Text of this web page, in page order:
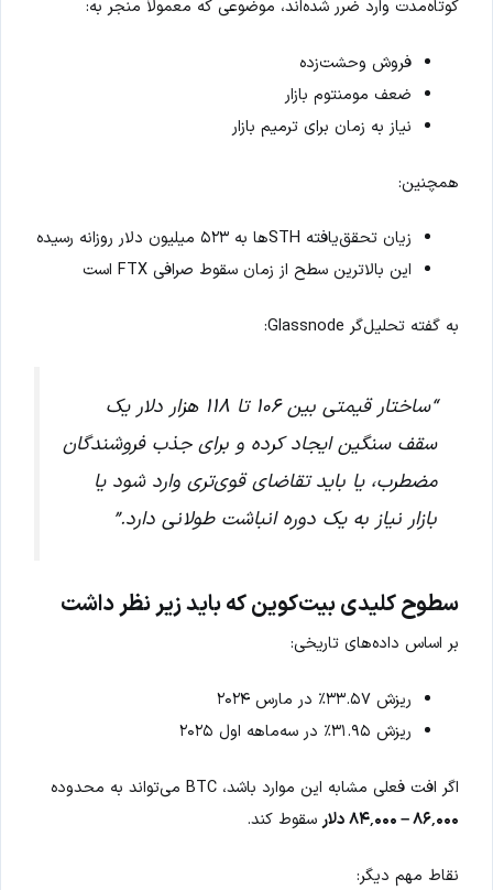
کوتاه‌مدت وارد ضرر شده‌اند، موضوعی که معمولاً منجر به:
فروش وحشت‌زده
ضعف مومنتوم بازار
نیاز به زمان برای ترمیم بازار
همچنین:
زیان تحقق‌یافته STHها به ۵۲۳ میلیون دلار روزانه رسیده
این بالاترین سطح از زمان سقوط صرافی FTX است
به گفته تحلیل‌گر Glassnode:
“ساختار قیمتی بین ۱۰۶ تا ۱۱۸ هزار دلار یک
سقف سنگین ایجاد کرده و برای جذب فروشندگان
مضطرب، یا باید تقاضای قوی‌تری وارد شود یا
بازار نیاز به یک دوره انباشت طولانی دارد.”
سطوح کلیدی بیت‌کوین که باید زیر نظر داشت
بر اساس داده‌های تاریخی:
ریزش ۳۳.۵۷٪ در مارس ۲۰۲۴
ریزش ۳۱.۹۵٪ در سه‌ماهه اول ۲۰۲۵
اگر افت فعلی مشابه این موارد باشد، BTC می‌تواند به محدوده
۸۶٬۰۰۰ – ۸۴٬۰۰۰ دلار
سقوط کند.
نقاط مهم دیگر: